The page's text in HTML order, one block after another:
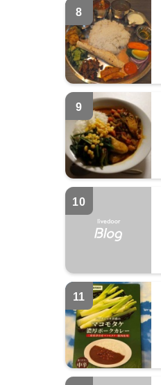
8
9
10
11